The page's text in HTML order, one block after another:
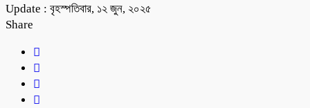
Update : বৃহস্পতিবার, ১২ জুন, ২০২৫
Share